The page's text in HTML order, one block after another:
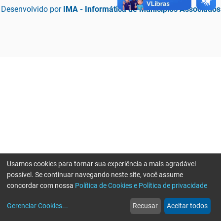
Desenvolvido por IMA - Informática de Municípios Associados
web
Notícias
more_horiz
Mais
Usamos cookies para tornar sua experiência a mais agradável
possível. Se continuar navegando neste site, você assume
concordar com nossa Política de Cookies e Política de privacidade
Gerenciar Cookies... Recusar Aceitar todos
Erro ao enviar informações, por favor tente novamente